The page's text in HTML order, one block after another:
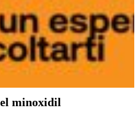
minoxidil